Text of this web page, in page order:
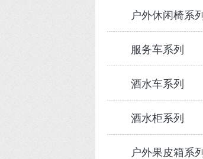
户外休闲椅系列
服务车系列
酒水车系列
酒水柜系列
户外果皮箱系列